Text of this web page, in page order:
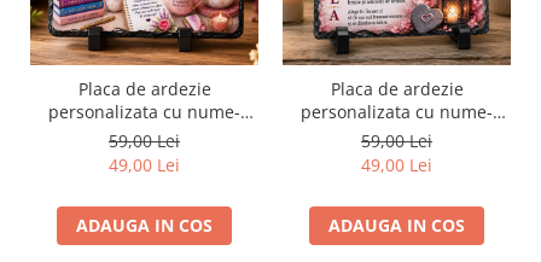
Placa de ardezie
personalizata cu nume-
Maria
59,00 Lei
49,00 Lei
ADAUGA IN COS
Placa de ardezie
personalizata cu nume-
Mihaela
59,00 Lei
49,00 Lei
ADAUGA IN COS